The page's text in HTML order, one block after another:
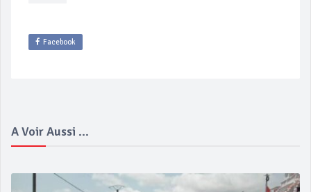
Facebook
A Voir Aussi ...